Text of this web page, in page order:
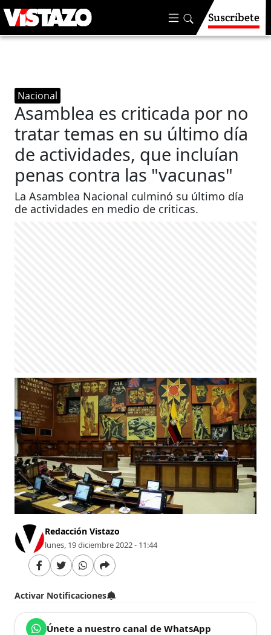
Suscríbete
Nacional
Asamblea es criticada por no
tratar temas en su último día
de actividades, que incluían
penas contra las "vacunas"
La Asamblea Nacional culminó su último día
de actividades en medio de criticas.
Redacción Vistazo
lunes, 19 diciembre 2022 - 11:44
Activar Notificaciones
Únete a nuestro canal de WhatsApp